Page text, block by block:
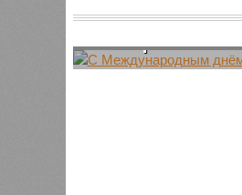
С
ювелира-1
Хотя новогодние
остались в прошлом,
предлагаем их